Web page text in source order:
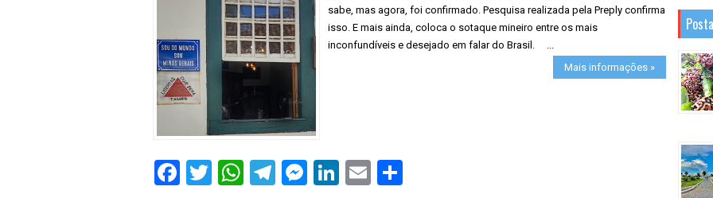
sabe, mas agora, foi confirmado. Pesquisa realizada pela Preply confirma
isso. E mais ainda, coloca o sotaque mineiro entre os mais
inconfundíveis e desejado em falar do Brasil. ...
Mais informações »